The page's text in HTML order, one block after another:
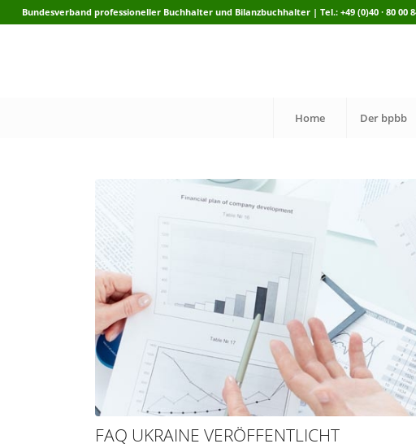
Bundesverband professioneller Buchhalter und Bilanzbuchhalter | Tel.: +49 (0)40 · 80 00
Home Der bpbb
FAQ UKRAINE VERÖFFENTLICHT